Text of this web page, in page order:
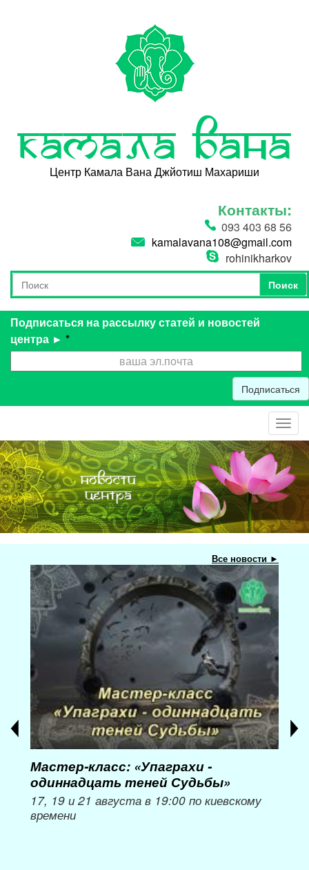
Камала Вана
Центр Камала Вана Джйотиш Махариши
Контакты:
093 403 68 56
kamalavana108@gmail.com
rohinikharkov
Форма поиска
Поиск
Поиск
Подписаться на рассылку статей и новостей
центра ► *
Подписаться
Все новости ►
Мастер-класс: «Упаграхи -
одиннадцать теней Судьбы»
17, 19 и 21 августа в 19:00 по киевскому
времени